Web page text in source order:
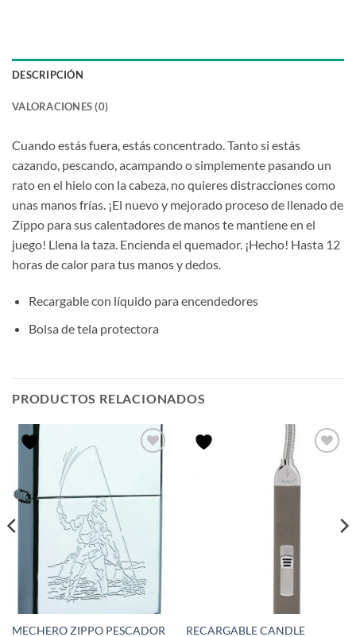
DESCRIPCIÓN
VALORACIONES (0)
Cuando estás fuera, estás concentrado. Tanto si estás
cazando, pescando, acampando o simplemente pasando un
rato en el hielo con la cabeza, no quieres distracciones como
unas manos frías. ¡El nuevo y mejorado proceso de llenado de
Zippo para sus calentadores de manos te mantiene en el
juego! Llena la taza. Encienda el quemador. ¡Hecho! Hasta 12
horas de calor para tus manos y dedos.
Recargable con líquido para encendedores
Bolsa de tela protectora
PRODUCTOS RELACIONADOS
MECHERO ZIPPO PESCADOR RECARGABLE CANDLE